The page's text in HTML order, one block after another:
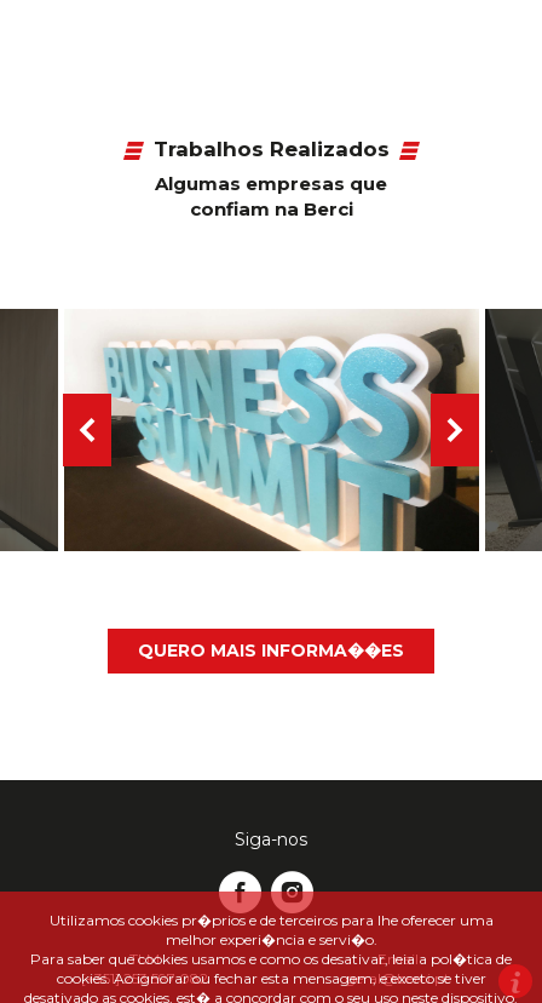
Trabalhos Realizados
Algumas empresas que
confiam na Berci
QUERO MAIS INFORMA��ES
Siga-nos
TLM
[+351] 253 597 082
Email
geral@berci.pt
Utilizamos cookies pr�prios e de terceiros para lhe oferecer uma
melhor experi�ncia e servi�o.
Para saber que cookies usamos e como os desativar, leia a pol�tica de
cookies. Ao ignorar ou fechar esta mensagem, e exceto se tiver
desativado as cookies, est� a concordar com o seu uso neste dispositivo.